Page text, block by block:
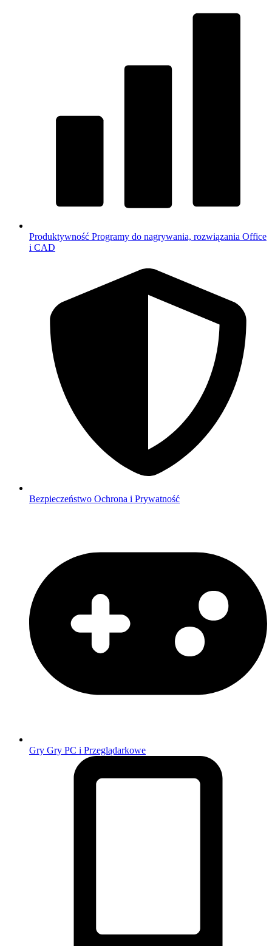
Produktywność Programy do nagrywania, rozwiązania Office
i CAD
Bezpieczeństwo Ochrona i Prywatność
Gry Gry PC i Przeglądarkowe